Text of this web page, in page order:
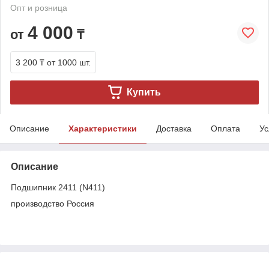
Опт и розница
от 4 000 ₸
3 200 ₸ от 1000 шт.
Купить
Описание Характеристики Доставка Оплата
Описание
Подшипник 2411 (N411)
производство Россия